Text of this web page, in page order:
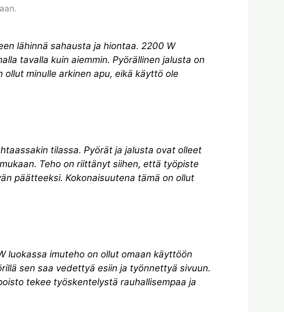
lähinnä sahausta ja hiontaa. 2200 W
tavalla kuin aiemmin. Pyörällinen jalusta on
minulle arkinen apu, eikä käyttö ole
tilassa. Pyörät ja jalusta ovat olleet
Teho on riittänyt siihen, että työpiste
päätteeksi. Kokonaisuutena tämä on ollut
luokassa imuteho on ollut omaan käyttöön
sen saa vedettyä esiin ja työnnettyä sivuun.
tekee työskentelystä rauhallisempaa ja